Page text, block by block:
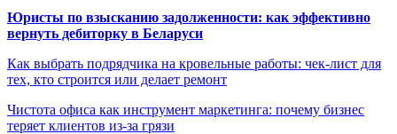
Юристы по взысканию задолженности: как эффективно
вернуть дебиторку в Беларуси
Как выбрать подрядчика на кровельные работы: чек-лист для
тех, кто строится или делает ремонт
Чистота офиса как инструмент маркетинга: почему бизнес
теряет клиентов из-за грязи